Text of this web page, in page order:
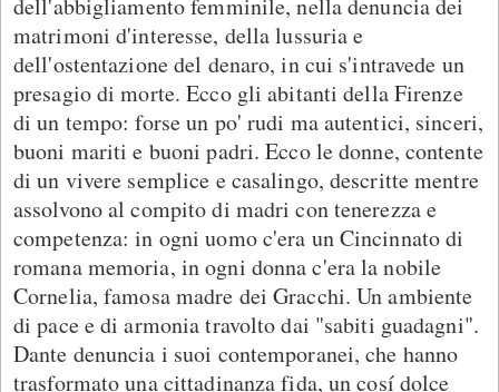
matrimoni d'interesse, della lussuria e
dell'ostentazione del denaro, in cui s'intravede un
presagio di morte. Ecco gli abitanti della Firenze
di un tempo: forse un po' rudi ma autentici, sinceri,
buoni mariti e buoni padri. Ecco le donne, contente
di un vivere semplice e casalingo, descritte mentre
assolvono al compito di madri con tenerezza e
competenza: in ogni uomo c'era un Cincinnato di
romana memoria, in ogni donna c'era la nobile
Cornelia, famosa madre dei Gracchi. Un ambiente
di pace e di armonia travolto dai "sabiti guadagni".
Dante denuncia i suoi contemporanei, che hanno
trasformato una cittadinanza fida, un cosí dolce